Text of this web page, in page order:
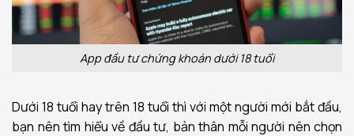
App đầu tư chứng khoán dưới 18 tuổi
Dưới 18 tuổi hay trên 18 tuổi thì với một người mới bắt đầu,
bạn nên tìm hiểu về đầu tư, bản thân mỗi người nên chọn